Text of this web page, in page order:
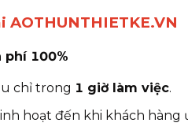
phí 100%
chỉ trong 1 giờ làm việc.
hoạt đến khi khách hàng